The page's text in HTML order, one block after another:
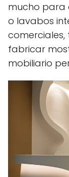
mucho para
o lavabos
fabricar
mobiliario